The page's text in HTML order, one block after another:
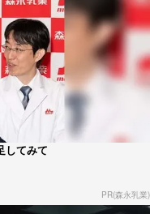
してみて
PR(森永乳業)